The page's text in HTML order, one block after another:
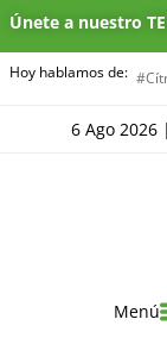
Únete a nuestro
Hoy hablamos de:
6 Ago
Menú